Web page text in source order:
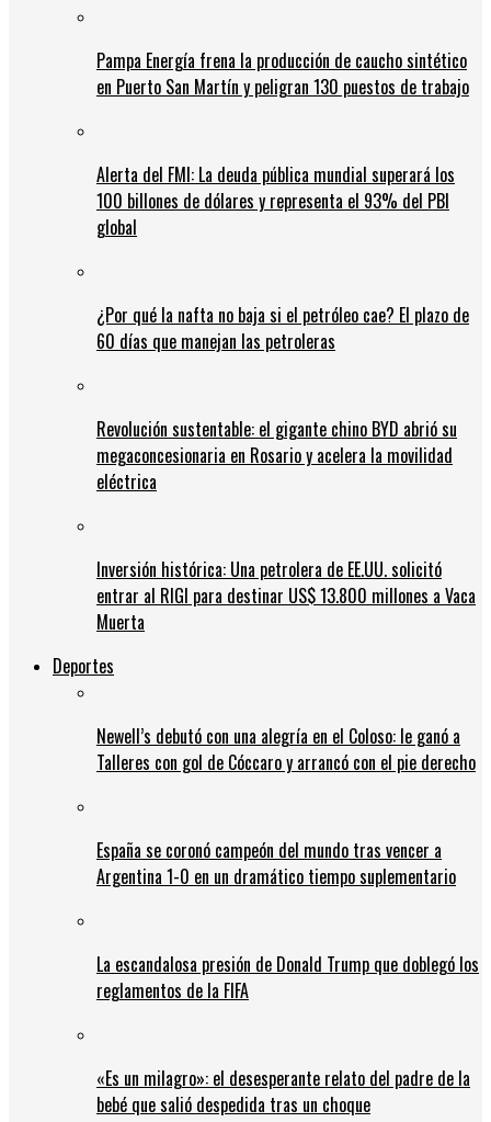
Pampa Energía frena la producción de caucho sintético
en Puerto San Martín y peligran 130 puestos de trabajo
Alerta del FMI: La deuda pública mundial superará los
100 billones de dólares y representa el 93% del PBI
global
¿Por qué la nafta no baja si el petróleo cae? El plazo de
60 días que manejan las petroleras
Revolución sustentable: el gigante chino BYD abrió su
megaconcesionaria en Rosario y acelera la movilidad
eléctrica
Inversión histórica: Una petrolera de EE.UU. solicitó
entrar al RIGI para destinar US$ 13.800 millones a Vaca
Muerta
Deportes
Newell’s debutó con una alegría en el Coloso: le ganó a
Talleres con gol de Cóccaro y arrancó con el pie derecho
España se coronó campeón del mundo tras vencer a
Argentina 1-0 en un dramático tiempo suplementario
La escandalosa presión de Donald Trump que doblegó los
reglamentos de la FIFA
«Es un milagro»: el desesperante relato del padre de la
bebé que salió despedida tras un choque